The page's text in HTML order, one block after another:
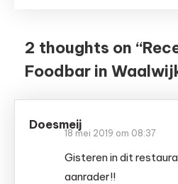
2 thoughts on “
Foodbar in
Doesmeij
18 mei 2019 om 08:37
Gisteren in dit
aanrader!!